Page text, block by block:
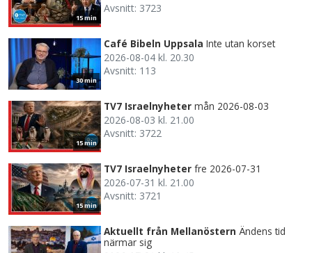
15 min
Avsnitt: 3723
30 min
Café Bibeln Uppsala Inte utan korset
2026-08-04 kl. 20.30
Avsnitt: 113
15 min
TV7 Israelnyheter mån 2026-08-03
2026-08-03 kl. 21.00
Avsnitt: 3722
15 min
TV7 Israelnyheter fre 2026-07-31
2026-07-31 kl. 21.00
Avsnitt: 3721
Aktuellt från Mellanöstern Ändens tid
närmar sig